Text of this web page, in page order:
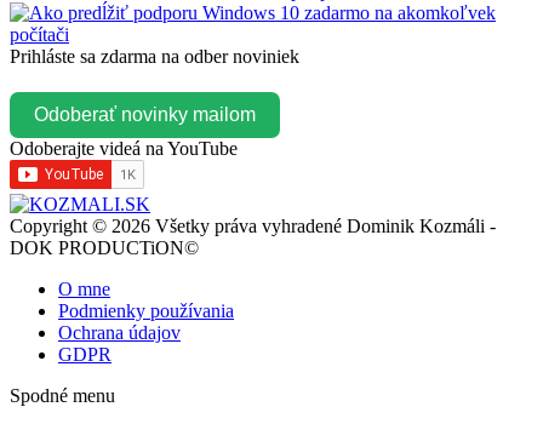
Prihláste sa zdarma na odber noviniek
Odoberať novinky mailom
Odoberajte videá na YouTube
Copyright © 2026 Všetky práva vyhradené Dominik Kozmáli -
DOK PRODUCTiON©
O mne
Podmienky používania
Ochrana údajov
GDPR
Spodné menu